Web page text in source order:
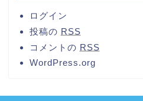
ログイン
投稿の RSS
コメントの RSS
WordPress.org